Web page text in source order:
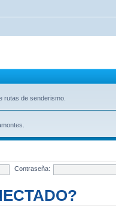
rutas de senderismo.
Contraseña: